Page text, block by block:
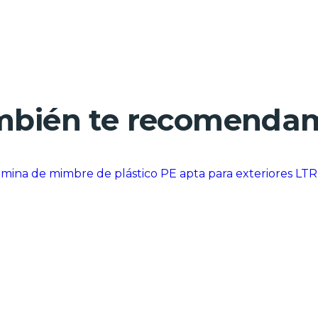
te